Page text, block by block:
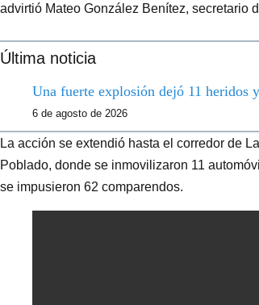
advirtió Mateo González Benítez, secretario
Última noticia
Una fuerte explosión dejó 11 heridos
6 de agosto de 2026
La acción se extendió hasta el corredor de
Poblado, donde se inmovilizaron 11
se impusieron 62 comparendos.